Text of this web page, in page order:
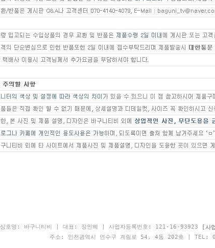
상호명: 바구니티비 | 대표: 장인혜 | 사업자등록번호: 121-16-93923 [사
주소: 인천광역시 연수구 계림로 54, 4동 202호 |